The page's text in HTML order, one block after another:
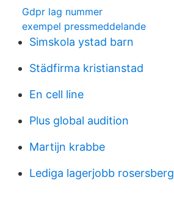
Gdpr lag nummer
exempel pressmeddelande
Simskola ystad barn
Städfirma kristianstad
En cell line
Plus global audition
Martijn krabbe
Lediga lagerjobb rosersberg